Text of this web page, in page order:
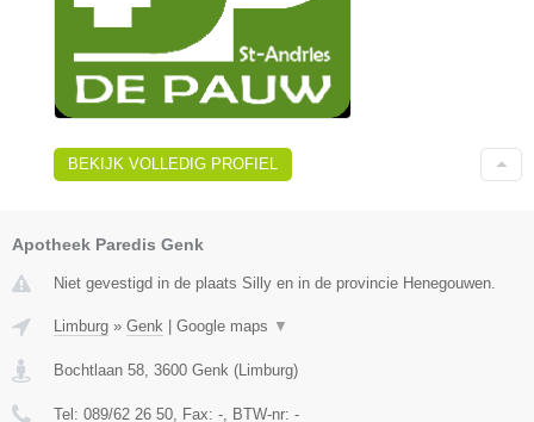
BEKIJK VOLLEDIG PROFIEL
Apotheek Paredis Genk
Niet gevestigd in de plaats Silly en in de provincie Henegouwen.
Limburg » Genk Google maps ▼
Bochtlaan 58, 3600 Genk (Limburg)
Tel: 089/62 26 50, Fax: -, BTW-nr: -